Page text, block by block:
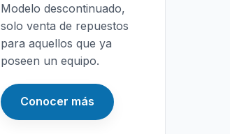
Modelo descontinuado,
solo venta de repuestos
para aquellos que ya
poseen un equipo.
Conocer más